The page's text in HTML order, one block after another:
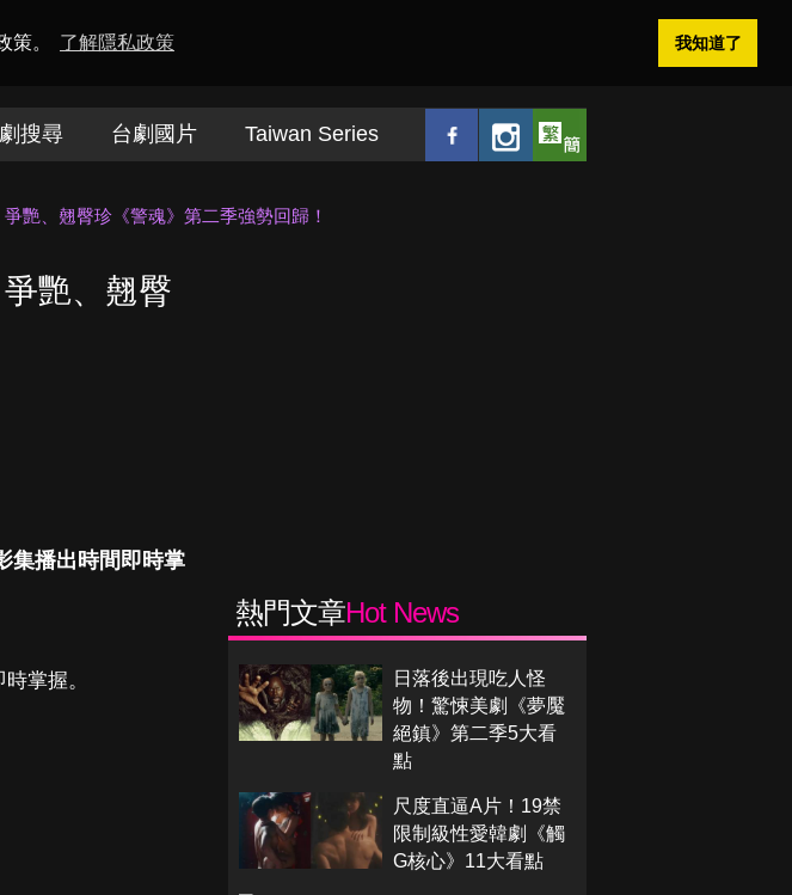
策。 了解隱私政策 我知道了
搜尋 台劇國片 Taiwan Series
艷、翹臀珍《警魂》第二季強勢回歸！
艷、翹臀
集播出時間即時掌
掌握。
熱門文章Hot News
日落後出現吃人怪
物！驚悚美劇《夢魘
絕鎮》第二季5大看
點
尺度直逼A片！19禁
限制級性愛韓劇《觸
G核心》11大看點